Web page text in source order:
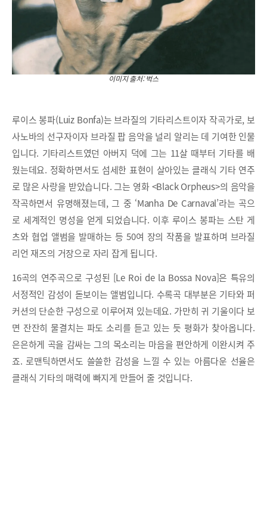
이미지 출처: 벅스
루이스 봉파(Luiz Bonfa)는 브라질의 기타리스트이자 작곡가로, 보
사노바의 선구자이자 브라질 팝 음악을 널리 알리는 데 기여한 인물
입니다. 기타리스트였던 아버지 덕에 그는 11살 때부터 기타를 배
웠는데요. 정확하면서도 섬세한 표현이 살아있는 클래식 기타 연주
로 많은 사랑을 받았습니다. 그는 영화 <Black Orpheus>의 음악을
작곡하면서 유명해졌는데, 그 중 ‘Manha De Carnaval’라는 곡으
로 세계적인 명성을 얻게 되었습니다. 이후 루이스 봉파는 스탄 게
츠와 협업 앨범을 발매하는 등 50여 장의 작품을 발표하며 브라질
리언 재즈의 거장으로 자리 잡게 됩니다.
16곡의 연주곡으로 구성된 [Le Roi de la Bossa Nova]은 특유의
서정적인 감성이 돋보이는 앨범입니다. 수록곡 대부분은 기타와 퍼
커션의 단순한 구성으로 이루어져 있는데요. 가만히 귀 기울이다 보
면 잔잔히 물결치는 파도 소리를 듣고 있는 듯 평화가 찾아옵니다.
은은하게 곡을 감싸는 그의 목소리는 마음을 편안하게 이완시켜 주
죠. 로맨틱하면서도 쓸쓸한 감성을 느낄 수 있는 아름다운 선율은
클래식 기타의 매력에 빠지게 만들어 줄 것입니다.